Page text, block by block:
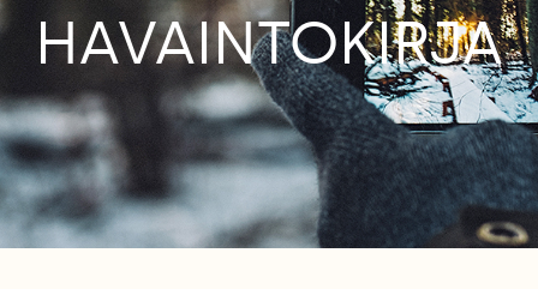
HAVAINTOKIRJA